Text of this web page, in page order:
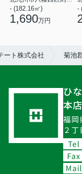
- (182.16㎡)
1,690万円
-
ート株式会社 菊池
ひ
本店
福岡
２
Tel
Fax
Mail